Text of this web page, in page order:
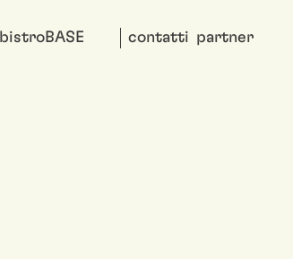
bistroBASE contatti partner